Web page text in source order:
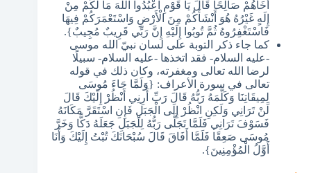
أَخَاهُمْ صَالِحًا قَالَ يَا قَوْمِ اعْبُدُوا اللَّهَ مَا لَكُمْ مِنْ
إِلَهٍ غَيْرُهُ هُوَ أَنْشَأَكُمْ مِنَ الْأَرْضِ وَاسْتَعْمَرَكُمْ فِيهَا
فَاسْتَغْفِرُوهُ ثُمَّ تُوبُوا إِلَيْهِ إِنَّ رَبِّي قَرِيبٌ مُجِيبٌ}.
كما جاء ذكر التوبة على لسان نبيّ الله موسى
-عليه السلام- فقد اتخذها -عليه السلام- سبيلًا
لرضا الله تعالى ومغفرته، وكان ذلك في قوله
تعالى في سورة الأعراف: {وَلَمَّا جَاءَ مُوسَى
لِمِيقَاتِنَا وَكَلَّمَهُ رَبُّهُ قَالَ رَبِّ أَرِنِي أَنْظُرْ إِلَيْكَ قَالَ
لَنْ تَرَانِي وَلَكِنِ انْظُرْ إِلَى الْجَبَلِ فَإِنِ اسْتَقَرَّ مَكَانَهُ
فَسَوْفَ تَرَانِي فَلَمَّا تَجَلَّى رَبُّهُ لِلْجَبَلِ جَعَلَهُ دَكًّا وَخَرَّ
مُوسَى صَعِقًا فَلَمَّا أَفَاقَ قَالَ سُبْحَانَكَ تُبْتُ إِلَيْكَ وَأَنَا
أَوَّلُ الْمُؤْمِنِينَ}.